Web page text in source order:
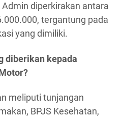
diperkirakan antara
tergantung pada
yang dimiliki.
diberikan kepada
meliputi tunjangan
BPJS Kesehatan,